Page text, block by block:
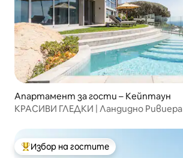
Апартамент за гости – Кейптаун
КРАСИВИ ГЛЕДКИ | Ландидно Ривиера
Най-популярен избор на гостите
Избор на гостите